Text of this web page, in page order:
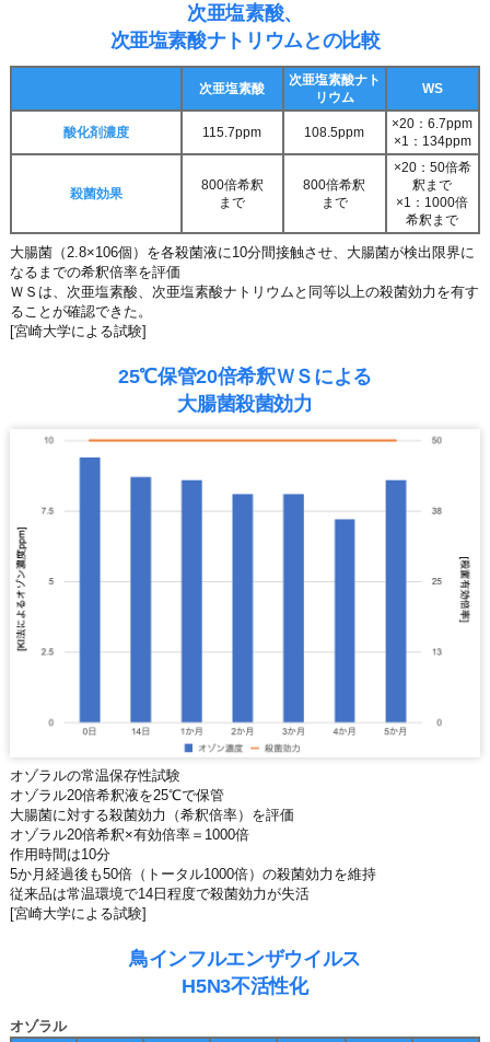
次亜塩素酸、
次亜塩素酸ナトリウムとの比較
次亜塩素酸
次亜塩素酸ナト
リウム
WS
酸化剤濃度 115.7ppm 108.5ppm
×20：6.7ppm
×1：134ppm
殺菌効果
800倍希釈
まで
800倍希釈
まで
×20：50倍希
釈まで
×1：1000倍
希釈まで
大腸菌（2.8×106個）を各殺菌液に10分間接触させ、大腸菌が検出限界に
なるまでの希釈倍率を評価
ＷＳは、次亜塩素酸、次亜塩素酸ナトリウムと同等以上の殺菌効力を有す
ることが確認できた。
[宮崎大学による試験]
25℃保管20倍希釈ＷＳによる
大腸菌殺菌効力
オゾラルの常温保存性試験
オゾラル20倍希釈液を25℃で保管
大腸菌に対する殺菌効力（希釈倍率）を評価
オゾラル20倍希釈×有効倍率＝1000倍
作用時間は10分
5か月経過後も50倍（トータル1000倍）の殺菌効力を維持
従来品は常温環境で14日程度で殺菌効力が失活
[宮崎大学による試験]
鳥インフルエンザウイルス
H5N3不活性化
オゾラル